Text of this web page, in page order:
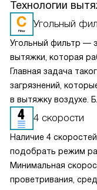
Технологии
Угольный
Угольный фильтр —
вытяжки, которая
Главная задача
загрязнений,
в вытяжку воздухе.
очищается более
необходимо часто
четыре месяца.
4 скорости
Наличие 4
подобрать режим
Минимальная
проветривания,